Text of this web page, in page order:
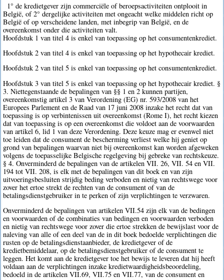
1° de kredietgever zijn commerciële of beroepsactiviteiten ontplooit in
België, of 2° dergelijke activiteiten met ongeacht welke middelen richt op
België of op verscheidene landen, met inbegrip van België, en de
overeenkomst onder die activiteiten valt.
Hoofdstuk 1 van titel 4 is enkel van toepassing op het consumentenkrediet.
Hoofdstuk 2 van titel 4 is enkel van toepassing op het hypothecair krediet.
Hoofdstuk 2 van titel 5 is enkel van toepassing op het consumentenkrediet.
Hoofdstuk 3 van titel 5 is enkel van toepassing op het hypothecair krediet. §
3. Niettegenstaande de bepalingen van §§ 1 en 2 kunnen partijen,
overeenkomstig artikel 3 van Verordening (EG) nr. 593/2008 van het
Europees Parlement en de Raad van 17 juni 2008 inzake het recht dat van
toepassing is op verbintenissen uit overeenkomst (Rome I), het recht kiezen
dat van toepassing is op een overeenkomst die voldoet aan de voorwaarden
van artikel 6, lid 1 van deze Verordening. Deze keuze mag er evenwel niet
toe leiden dat de consument de bescherming verliest welke hij geniet op
grond van bepalingen waarvan niet bij overeenkomst kan worden afgeweken
volgens de toepasselijke Belgische regelgeving bij gebreke van rechtskeuze.
§ 4. Onverminderd de bepalingen van de artikelen VII. 26, VII. 54 en VII.
194 tot VII. 208, is elk met de bepalingen van dit boek en van zijn
uitvoeringsbesluiten strijdig beding verboden en nietig van rechtswege voor
zover het ertoe strekt de rechten van de consument of van de
betalingsdienstgebruiker in te perken of zijn verplichtingen te verzwaren.
Onverminderd de bepalingen van artikelen VII.54 zijn elk van de bedingen
en voorwaarden of de combinaties van bedingen en voorwaarden verboden
en nietig van rechtswege voor zover die ertoe strekken de bewijslast voor de
naleving van alle of een deel van de in dit boek bedoelde verplichtingen die
rusten op de betalingsdienstaanbieder, de kredietgever of de
kredietbemiddelaar, op de betalingsdienstgebruiker of de consument te
leggen. Het komt aan de kredietgever toe het bewijs te leveren dat hij heeft
voldaan aan de verplichtingen inzake kredietwaardigheidsbeoordeling,
bedoeld in de artikelen VII.69, VII.75 en VII.77, van de consument en